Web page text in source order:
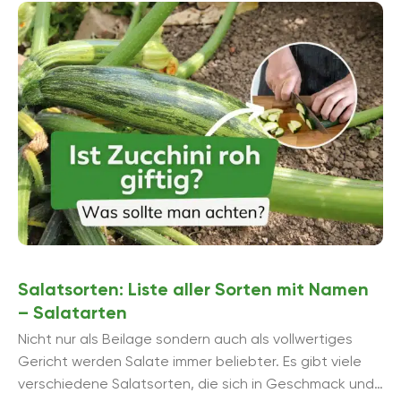
geschmacklich jedoch bestehen vehemente
Unterschiede. Grundsätzlich sind Zucchini ...
Salatsorten: Liste aller Sorten mit Namen
– Salatarten
Nicht nur als Beilage sondern auch als vollwertiges
Gericht werden Salate immer beliebter. Es gibt viele
verschiedene Salatsorten, die sich in Geschmack und